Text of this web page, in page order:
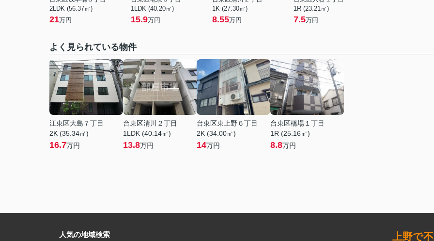
2LDK (56.37㎡)
21万円
1LDK (40.20㎡)
15.9万円
1K (27.30㎡)
8.55万円
1R (23.21㎡)
7.5万円
よく見られている物件
江東区大島７丁目
2K (35.34㎡)
16.7万円
台東区清川２丁目
1LDK (40.14㎡)
13.8万円
台東区東上野６丁目
2K (34.00㎡)
14万円
台東区橋場１丁目
1R (25.16㎡)
8.8万円
人気の地域検索 上野で